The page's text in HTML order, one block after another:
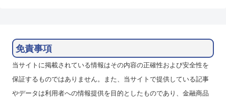
免責事項
当サイトに掲載されている情報はその内容の正確性および安全性を
保証するものではありません。また、当サイトで提供している記事
やデータは利用者への情報提供を目的としたものであり、金融商品